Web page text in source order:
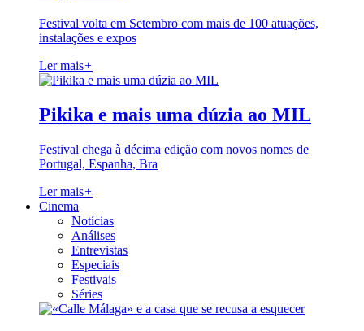
Festival volta em Setembro com mais de 100 atuações,
instalações e expos
Ler mais+
Pikika e mais uma dúzia ao MIL
Festival chega à décima edição com novos nomes de
Portugal, Espanha, Bra
Ler mais+
Cinema
Notícias
Análises
Entrevistas
Especiais
Festivais
Séries